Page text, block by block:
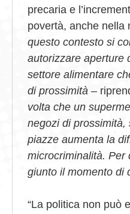
precaria e
povertà, anche nella
questo contesto si
autorizzare aperture
settore alimentare
di prossimità –
volta che un
negozi di
piazze aumenta la
microcriminalità. Per
giunto il momento di
“La politica non può